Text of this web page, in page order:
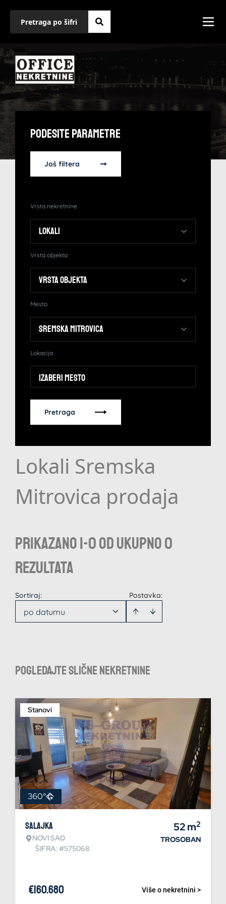
Podesite Parametre
Još filtera
Vrsta nekretnine
Vrsta objekta
Mesto
Lokacija
Izaberi mesto
Pretraga
Lokali Sremska
Mitrovica prodaja
Prikazano 1-0 od ukupno 0
rezultata
Postavka:
Sortiraj:
po datumu
Pogledajte slične nekretnine
Stanovi
360°
Salajka
NOVI SAD
ŠIFRA: #575068
52m2
TROSOBAN
Više o nekretnini >
€160.680